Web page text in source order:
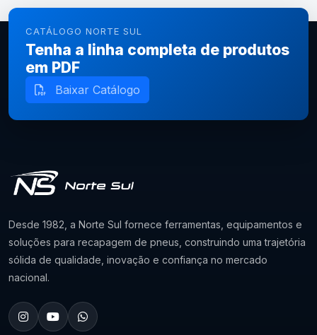
CATÁLOGO NORTE SUL
Tenha a linha completa de produtos
em PDF
Baixar Catálogo
Desde 1982, a Norte Sul fornece ferramentas, equipamentos e
soluções para recapagem de pneus, construindo uma trajetória
sólida de qualidade, inovação e confiança no mercado
nacional.